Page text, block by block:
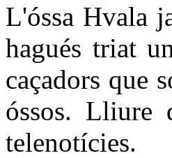
L'óssa Hvala
hagués triat
caçadors que
óssos. Lliure
telenotícies.